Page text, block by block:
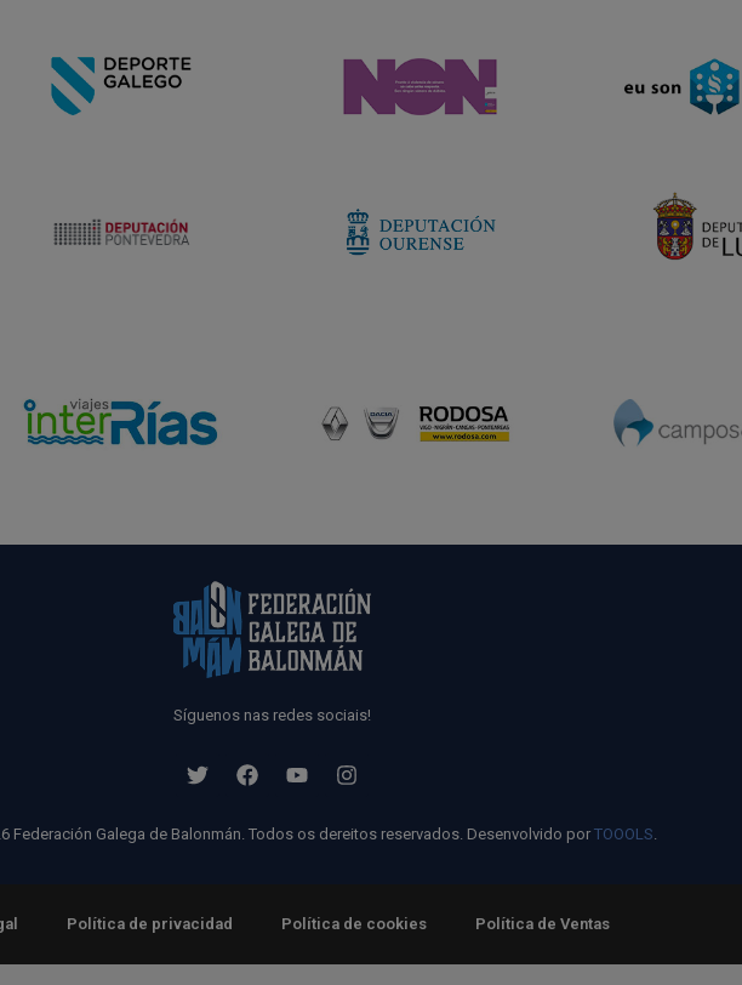
Síguenos nas redes sociais!
Federación Galega de Balonmán. Todos os dereitos reservados. Desenvolvido por TOOOLS.
Política de privacidad Política de cookies Política de Ventas